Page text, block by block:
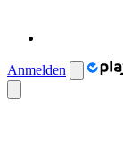
Anmelden